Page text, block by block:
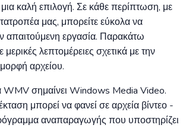
καλή επιλογή. Σε κάθε περίπτωση, με
μας, μπορείτε εύκολα να
απαιτούμενη εργασία. Παρακάτω
μερικές λεπτομέρειες σχετικά με την
αρχείου.
WMV σημαίνει Windows Media Video.
μπορεί να φανεί σε αρχεία βίντεο -
αναπαραγωγής που υποστηρίζει